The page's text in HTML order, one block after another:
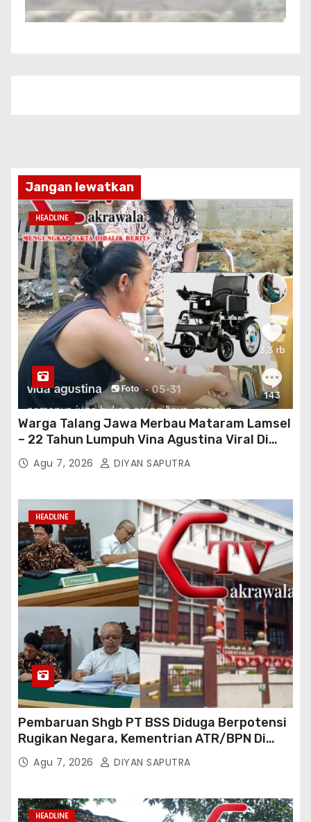
Jangan lewatkan
HEADLINE
Warga Talang Jawa Merbau Mataram Lamsel
– 22 Tahun Lumpuh Vina Agustina Viral Di
Tiktok Inginkan Kursi Roda Listrik, Kepala
Perwakilan Provinsi Lampung Media
Bertindak
Agu 7, 2026 DIYAN SAPUTRA
HEADLINE
Pembaruan Shgb PT BSS Diduga Berpotensi
Rugikan Negara, Kementrian ATR/BPN Di
Gugat Di PTUN Jakarta
Agu 7, 2026 DIYAN SAPUTRA
HEADLINE